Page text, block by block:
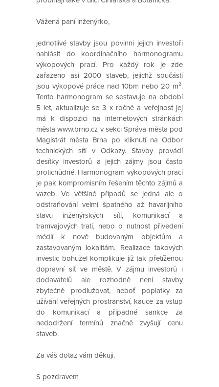
Vážená paní inženýrko,
jednotlivé stavby jsou povinni jejich investoři
nahlásit do koordinačního harmonogramu
výkopových prací. Pro každý rok je zde
zařazeno asi 2000 staveb, jejichž součástí
jsou výkopové práce nad 10bm nebo 20 m².
Tento harmonogram se sestavuje na období
5 let, aktualizuje se 3 x ročně a veřejnost jej
má k dispozici na internetových stránkách
města www.brno.cz v sekci Správa města pod
Magistrát města Brna po kliknutí na Odbor
technických sítí v Odkazy. Stavby provádí
desítky investorů a jejich zájmy jsou často
protichůdné. Harmonogram výkopových prací
je pak kompromisním řešením těchto zájmů a
vazeb. Ve většině případů se jedná ale o
odstraňování velmi špatného až havarijního
stavu inženýrských sítí, komunikací a
tramvajových tratí, nebo o nutnost přivedení
médií k nově budovaným objektům a
zastavovaným lokalitám. Realizace takových
investic bohužel komplikuje již tak přetíženou
dopravní síť ve městě. V zájmu investorů i
dodavatelů ale rozhodně není stavby
zbytečně prodlužovat, neboť poplatky za
užívání veřejných prostranství, kauce za vstup
do komunikací a případné sankce za
nedodržení termínů značně zvyšují cenu
staveb.
Za váš dotaz vám děkuji.
S pozdravem